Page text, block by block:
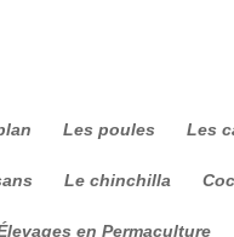
Les poules Les
Le chinchilla
en Permaculture